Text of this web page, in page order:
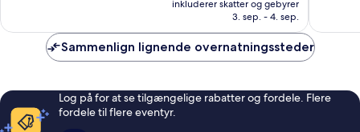
725 kr.
inkluderer skatter og gebyrer
3. sep. - 4. sep.
Sammenlign lignende overnatningssteder
Log på for at se tilgængelige rabatter og fordele. Flere
fordele til flere eventyr.